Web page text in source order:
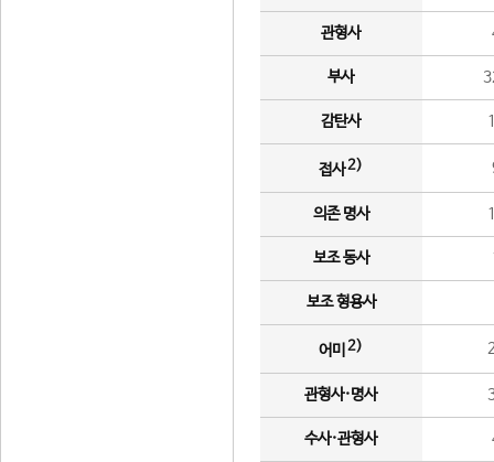
관형사
부사
감탄사
접사2)
의존 명사
보조 동사
보조 형용사
어미 2)
관형사·명사
수사·관형사